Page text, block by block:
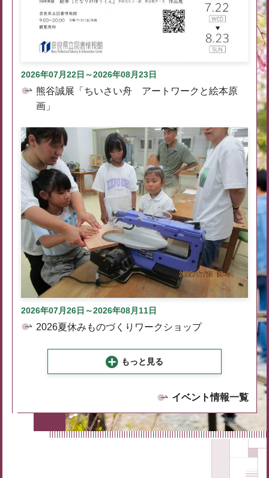
2026年07月22日～2026年08月23日
熊谷誠展「ちいさい舟 アートワークと絵本原
画」
2026年07月26日～2026年08月11日
2026夏休みものづくりワークショップ
もっと見る
イベント情報一覧